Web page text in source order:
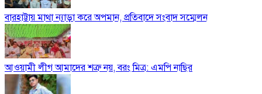
বারহাট্টায় মাথা ন্যাড়া করে অপমান, প্রতিবাদে সংবাদ সম্মেলন
আওয়ামী লীগ আমাদের শত্রু নয়, বরং মিত্র: এমপি নাছির